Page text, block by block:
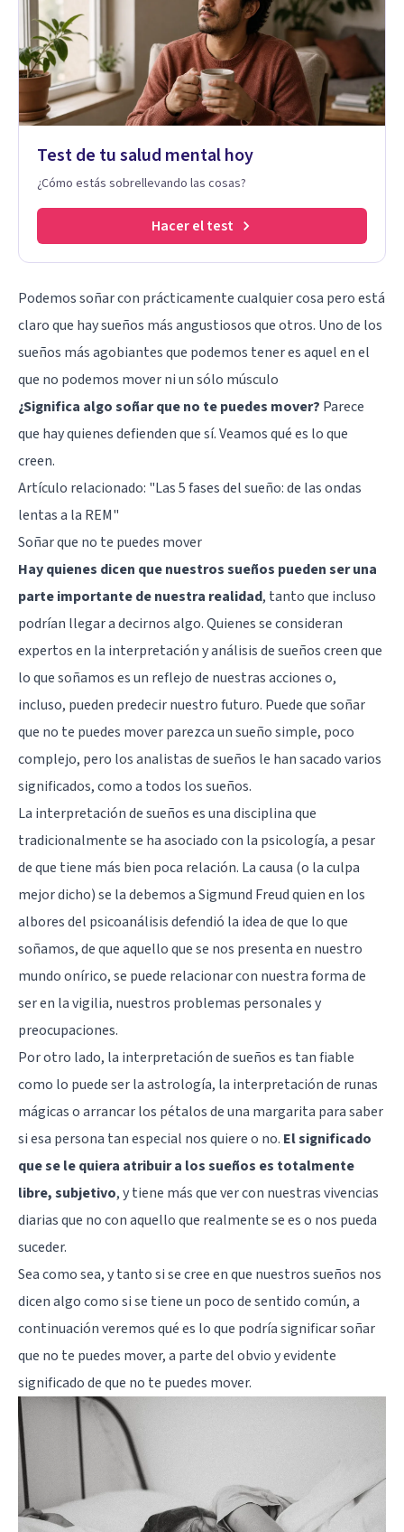
Test de tu salud mental hoy
¿Cómo estás sobrellevando las cosas?
Hacer el test
Podemos soñar con prácticamente cualquier cosa pero está
claro que hay sueños más angustiosos que otros. Uno de los
sueños más agobiantes que podemos tener es aquel en el
que no podemos mover ni un sólo músculo
¿Significa algo soñar que no te puedes mover? Parece
que hay quienes defienden que sí. Veamos qué es lo que
creen.
Artículo relacionado: "Las 5 fases del sueño: de las ondas
lentas a la REM"
Soñar que no te puedes mover
Hay quienes dicen que nuestros sueños pueden ser una
parte importante de nuestra realidad, tanto que incluso
podrían llegar a decirnos algo. Quienes se consideran
expertos en la interpretación y análisis de sueños creen que
lo que soñamos es un reflejo de nuestras acciones o,
incluso, pueden predecir nuestro futuro. Puede que soñar
que no te puedes mover parezca un sueño simple, poco
complejo, pero los analistas de sueños le han sacado varios
significados, como a todos los sueños.
La interpretación de sueños es una disciplina que
tradicionalmente se ha asociado con la psicología, a pesar
de que tiene más bien poca relación. La causa (o la culpa
mejor dicho) se la debemos aSigmund Freudquien en los
albores del psicoanálisis defendió la idea de que lo que
soñamos, de que aquello que se nos presenta en nuestro
mundo onírico, se puede relacionar con nuestra forma de
ser en la vigilia, nuestros problemas personales y
preocupaciones.
Por otro lado, la interpretación de sueños es tan fiable
como lo puede ser la astrología, la interpretación de runas
mágicas o arrancar los pétalos de una margarita para saber
si esa persona tan especial nos quiere o no. El significado
que se le quiera atribuir a los sueños es totalmente
libre, subjetivo, y tiene más que ver con nuestras vivencias
diarias que no con aquello que realmente se es o nos pueda
suceder.
Sea como sea, y tanto si se cree en que nuestros sueños nos
dicen algo como si se tiene un poco de sentido común, a
continuación veremos qué es lo que podría significar soñar
que no te puedes mover, a parte del obvio y evidente
significado de que no te puedes mover.